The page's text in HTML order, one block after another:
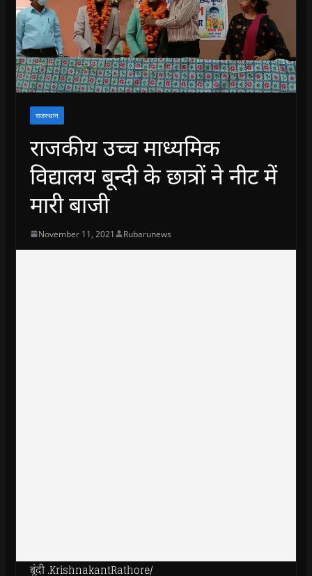
राजस्थान
राजकीय उच्च माध्यमिक
विद्यालय बून्दी के छात्रों ने नीट में
मारी बाजी
November 11, 2021 Rubarunews
बूंदी .KrishnakantRathore/